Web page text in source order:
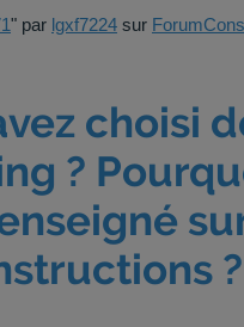
" par lgxf7224 sur
choisi
?
?